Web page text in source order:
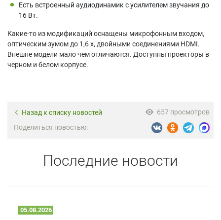
Есть встроенный аудиодинамик с усилителем звучания до
16 Вт.
Какие-то из модификаций оснащены микрофонным входом,
оптическим зумом до 1,6 х, двойными соединениями HDMI.
Внешне модели мало чем отличаются. Доступны проекторы в
черном и белом корпусе.
Назад к списку новостей
657 просмотров
Поделиться новостью:
Последние новости
05.08.2026